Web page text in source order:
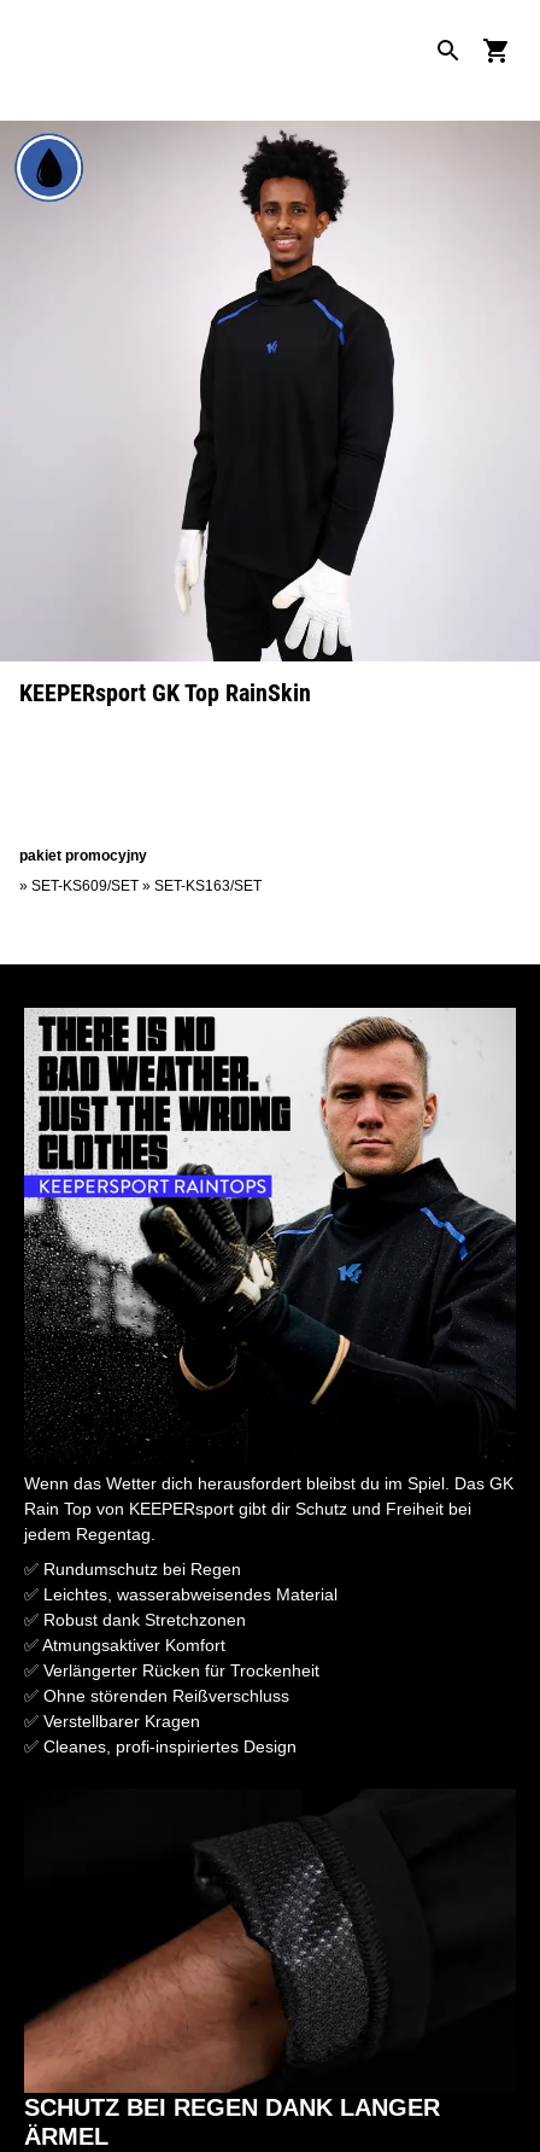
KEEPERsport GK Top RainSkin
pakiet promocyjny
» SET-KS609/SET » SET-KS163/SET
Wenn das Wetter dich herausfordert bleibst du im Spiel. Das GK
Rain Top von KEEPERsport gibt dir Schutz und Freiheit bei
jedem Regentag.
✅ Rundumschutz bei Regen
✅ Leichtes, wasserabweisendes Material
✅ Robust dank Stretchzonen
✅ Atmungsaktiver Komfort
✅ Verlängerter Rücken für Trockenheit
✅ Ohne störenden Reißverschluss
✅ Verstellbarer Kragen
✅ Cleanes, profi-inspiriertes Design
SCHUTZ BEI REGEN DANK LANGER
ÄRMEL